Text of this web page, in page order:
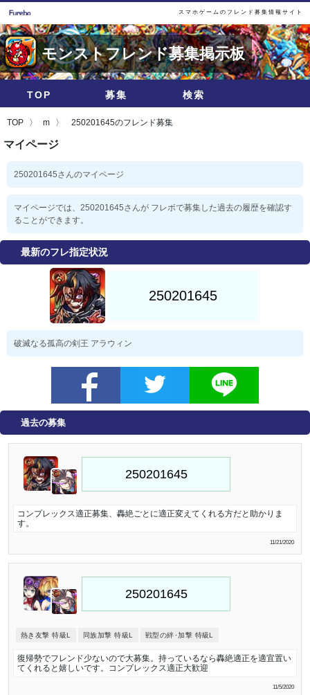
スマホゲームのフレンド募集情報サイト
モンストフレンド募集掲示板
TOP 募集 検索
TOP m 250201645のフレンド募集
マイページ
250201645さんのマイページ
マイページでは、250201645さんが フレボで募集した過去の履歴を確認す
ることができます。
最新のフレ指定状況
破滅なる孤高の剣王 アラウィン
過去の募集
コンプレックス適正募集、轟絶ごとに適正変えてくれる方だと助かりま
す。
11/21/2020
熱き友撃 特級L 同族加撃 特級L 戦型の絆･加撃 特級L
復帰勢でフレンド少ないので大募集。持っているなら轟絶適正を適宜置い
てくれると嬉しいです。コンプレックス適正大歓迎
11/5/2020